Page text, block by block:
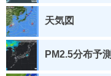
天気図
PM2.5分布予測